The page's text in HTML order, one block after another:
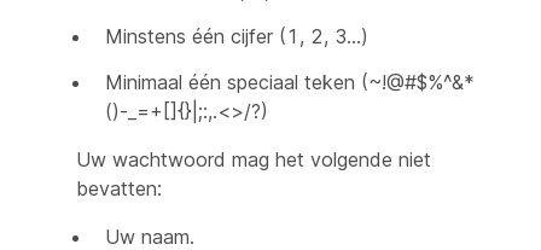
Minstens één cijfer (1, 2, 3…)
Minimaal één speciaal teken (~!@#$%^&*
()-_=+[]{}|;:,.<>/?)
Uw wachtwoord mag het volgende niet
bevatten:
Uw naam.